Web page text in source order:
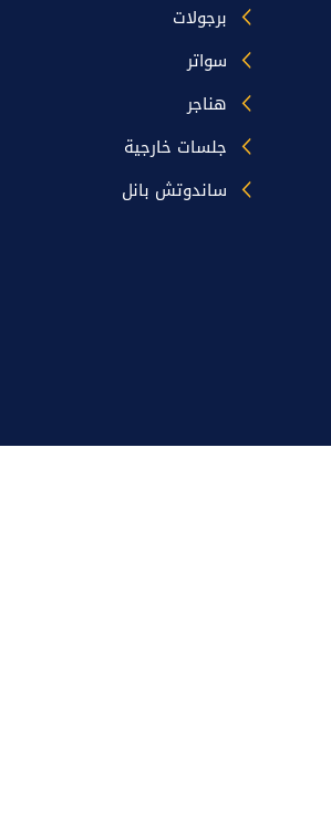
برجولات
سواتر
هناجر
جلسات خارجية
ساندوتش بانل